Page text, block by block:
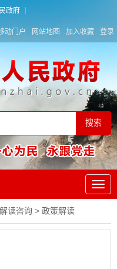
政府
动门户 网站地图 加入收藏 登录
读咨询 > 政策解读